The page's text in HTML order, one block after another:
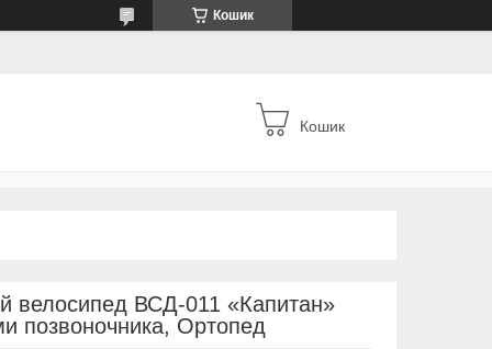
Кошик
Кошик
велосипед ВСД-011 «Капитан»
позвоночника, Ортопед